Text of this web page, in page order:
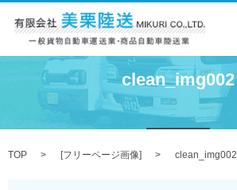
clean_img002
TOP [フリーページ画像] clean_img002